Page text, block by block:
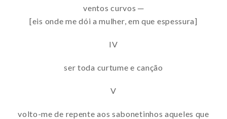
ventos curvos ─
[eis onde me dói a mulher, em que espessura]
IV
ser toda curtume e canção
V
volto-me de repente aos sabonetinhos aqueles que